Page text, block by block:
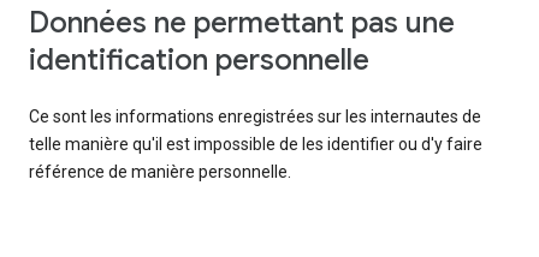
Données ne permettant pas une
identification personnelle
Ce sont les informations enregistrées sur les internautes de
telle manière qu'il est impossible de les identifier ou d'y faire
référence de manière personnelle.